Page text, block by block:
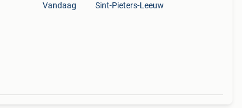
Vandaag Sint-Pieters-Leeuw